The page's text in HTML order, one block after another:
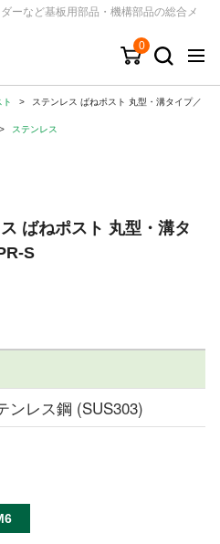
ーなど基板用部品・機構部品の総合メ
0
>
ステンレス ばねポスト 丸型・溝タイプ／
> ステンレス
ばねポスト 丸型・溝タ
S
ンレス鋼 (SUS303)